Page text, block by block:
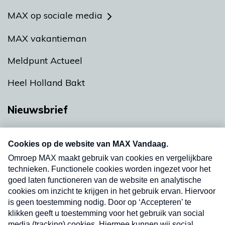
MAX op sociale media
MAX vakantieman
Meldpunt Actueel
Heel Holland Bakt
Nieuwsbrief
Neem hier een gratis abonnement op onze
nieuwsbrief. Elke vrijdag- en dinsdagochtend in
uw mailbox.
Verzend